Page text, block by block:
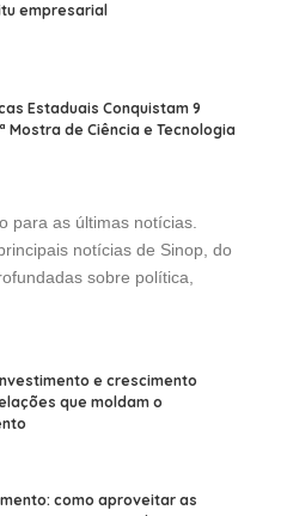
empresarial
Estaduais Conquistam 9
Mostra de Ciência e Tecnologia
para as últimas notícias.
notícias de Sinop, do
sobre política,
e crescimento
que moldam o
como aproveitar as